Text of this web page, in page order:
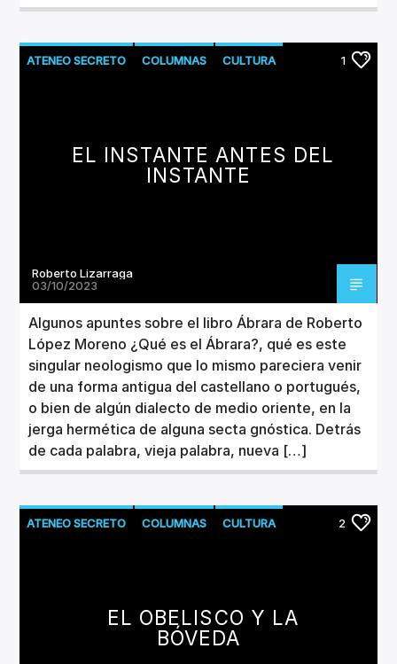
ATENEO SECRETO COLUMNAS CULTURA 1
EL INSTANTE ANTES DEL
INSTANTE
Roberto Lizarraga
03/10/2023
Algunos apuntes sobre el libro Ábrara de Roberto
López Moreno ¿Qué es el Ábrara?, qué es este
singular neologismo que lo mismo pareciera venir
de una forma antigua del castellano o portugués,
o bien de algún dialecto de medio oriente, en la
jerga hermética de alguna secta gnóstica. Detrás
de cada palabra, vieja palabra, nueva […]
ATENEO SECRETO COLUMNAS CULTURA 2
EL OBELISCO Y LA
BÓVEDA